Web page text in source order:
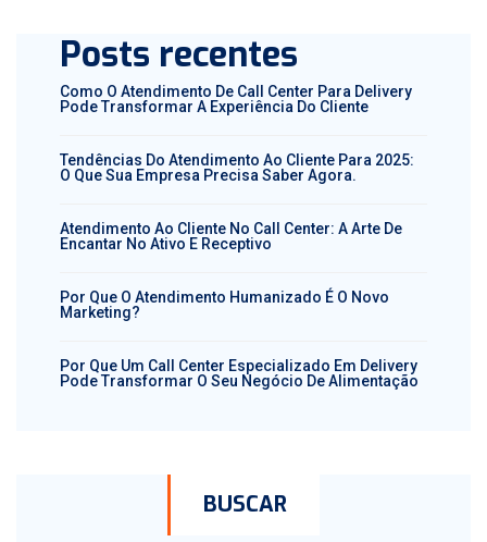
Posts recentes
Como O Atendimento De Call Center Para Delivery
Pode Transformar A Experiência Do Cliente
Tendências Do Atendimento Ao Cliente Para 2025:
O Que Sua Empresa Precisa Saber Agora.
Atendimento Ao Cliente No Call Center: A Arte De
Encantar No Ativo E Receptivo
Por Que O Atendimento Humanizado É O Novo
Marketing?
Por Que Um Call Center Especializado Em Delivery
Pode Transformar O Seu Negócio De Alimentação
BUSCAR